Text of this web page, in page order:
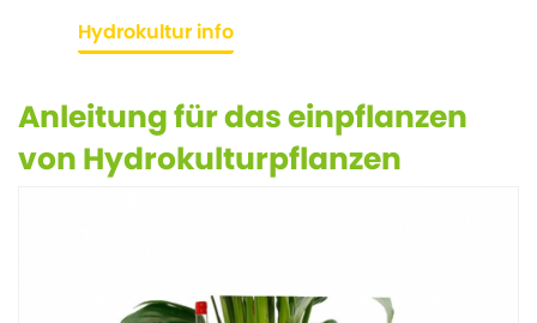
Hydrokultur info
Anleitung für das einpflanzen
von Hydrokulturpflanzen